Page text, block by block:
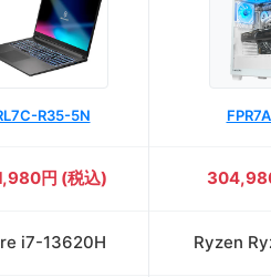
R35-5N
円 (税込)
i7-13620H Ryzen